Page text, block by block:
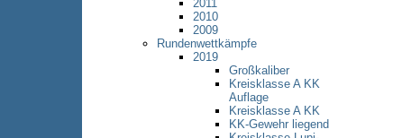
2011
2010
2009
Rundenwettkämpfe
2019
Großkaliber
Kreisklasse A KK
Auflage
Kreisklasse A KK
KK-Gewehr liegend